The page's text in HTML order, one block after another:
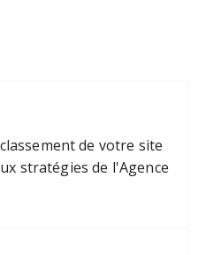
de votre site
stratégies de l'Agence